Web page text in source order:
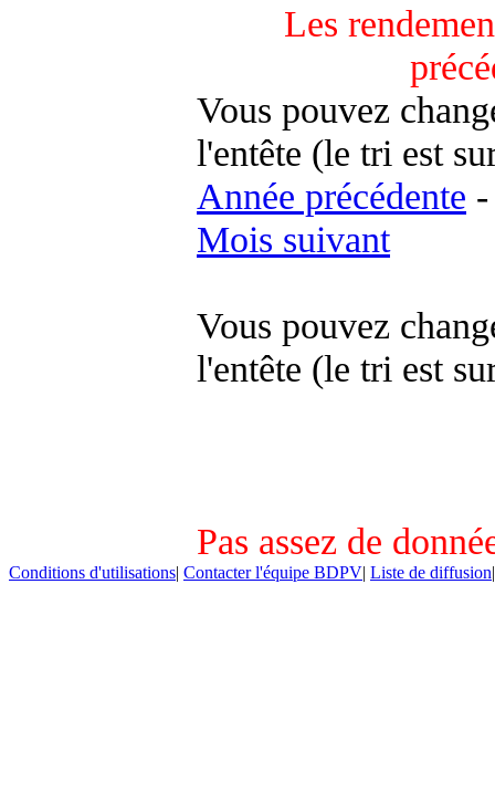
Les
Vous pouvez
l'entête (le tri est
Année précédente -
Mois suivant
Vous pouvez
l'entête (le tri est
Pas assez de
Conditions d'utilisations| Contacter l'équipe BDPV| Liste de diffusion